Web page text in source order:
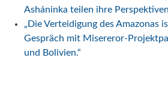
Asháninka teilen ihre
„Die Verteidigung des Amazonas
Gespräch mit Misereror-
und Bolivien.“